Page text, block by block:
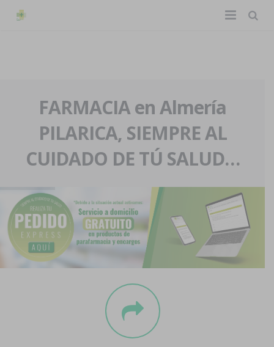
La farmacia
Nuestra historia
Nuestro equipo
Eventos
Servicios y reservas
Pedidos express
Blog
Contacto
Boletín
FARMACIA en Almería
PILARICA, SIEMPRE AL
CUIDADO DE TÚ SALUD…